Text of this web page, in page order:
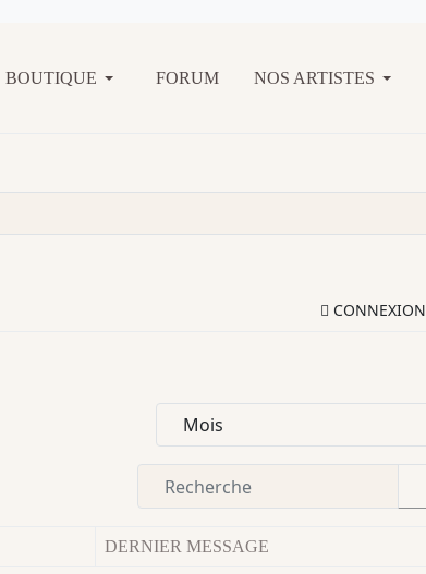
BOUTIQUE FORUM NOS ARTISTES
CONNEXION
DERNIER MESSAGE